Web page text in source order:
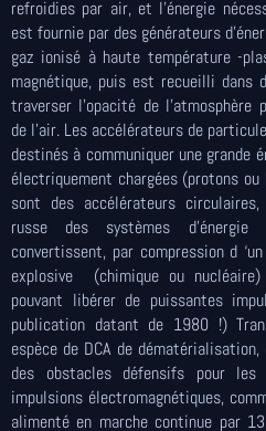
refroidies par air, et l’énergie
est fournie par des générateurs
gaz ionisé à haute température -
magnétique, puis est recueilli
traverser l’opacité de l’atmosphère
de l’air. Les accélérateurs de
destinés à communiquer une grande
électriquement chargées (protons
sont des accélérateurs
russe des systèmes d’énergie
convertissent, par compression d
explosive (chimique ou nucléaire)
pouvant libérer de puissantes
publication datant de 1980 !)
espèce de DCA de
des obstacles défensifs pour
impulsions électromagnétiques,
alimenté en marche continue par